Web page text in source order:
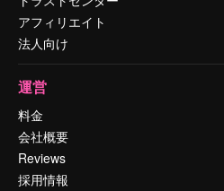
アフィリエイト
法人向け
運営
料金
会社概要
Reviews
採用情報